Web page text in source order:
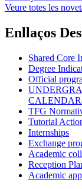
Veure totes les
Enllaços
Shared Core
Degree
Official
TFG
Tutorial
Internships
Exchange
Academic
Reception
Academic